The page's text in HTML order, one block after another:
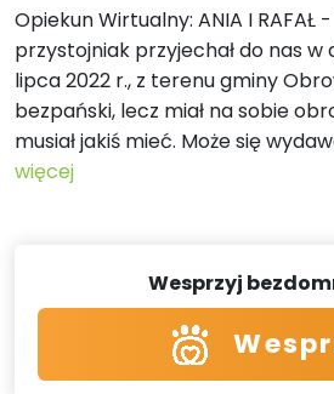
Opiekun Wirtualny: ANIA I RAFAŁ -
przystojniak przyjechał do nas w
lipca 2022 r., z terenu gminy
bezpański, lecz miał na sobie
musiał jakiś mieć. Może się
więcej
Wesprzyj